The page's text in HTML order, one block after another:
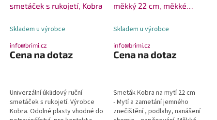
smetáček s rukojetí, Kobra
Skladem u výrobce
info@brimi.cz
Cena na dotaz
Univerzální úklidový ruční
smetáček s rukojetí. Výrobce
Kobra. Odolné plasty vhodné do
měkký 22 cm, měkké
Skladem u výrobce
info@brimi.cz
Cena na dotaz
Smeták Kobra na mytí 22 cm
- Mytí a zametání jemného
znečištění , podlahy, nanášení